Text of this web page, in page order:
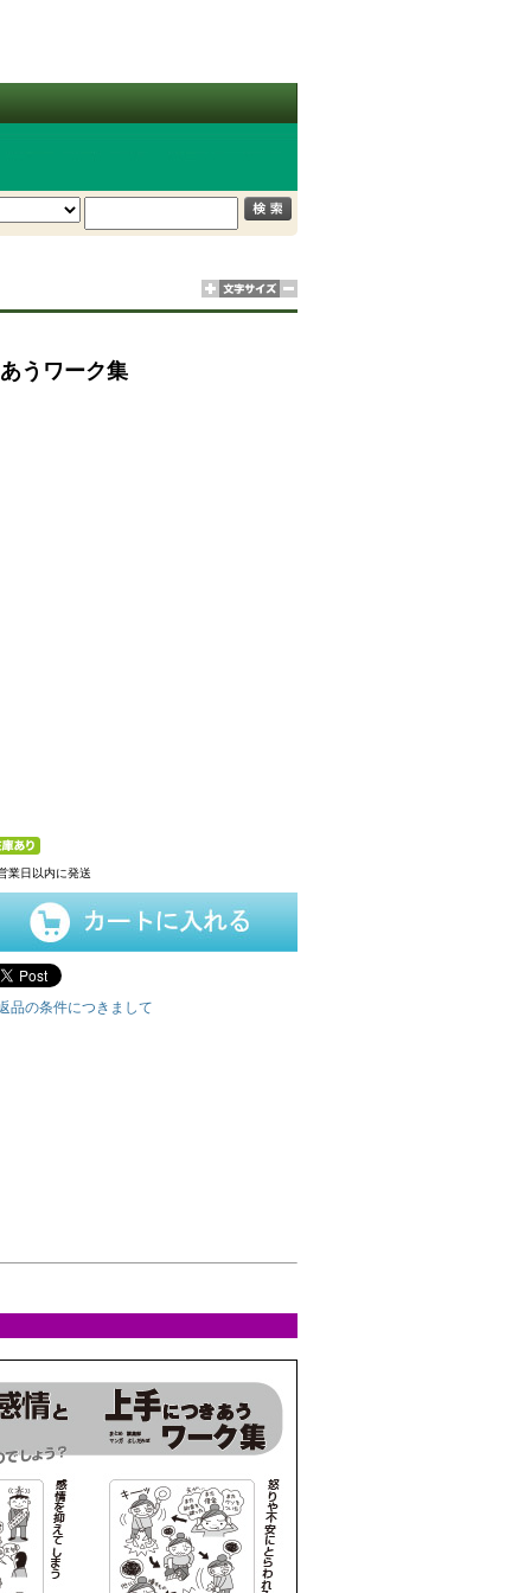
うワーク集
業日以内に発送
品の条件につきまして